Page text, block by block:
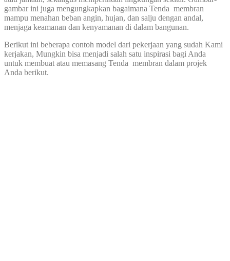
gambar ini juga mengungkapkan bagaimana Tenda membran
mampu menahan beban angin, hujan, dan salju dengan andal,
menjaga keamanan dan kenyamanan di dalam bangunan.
Berikut ini beberapa contoh model dari pekerjaan yang sudah Kami
kerjakan, Mungkin bisa menjadi salah satu inspirasi bagi Anda
untuk membuat atau memasang Tenda membran dalam projek
Anda berikut.